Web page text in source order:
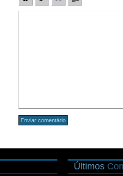
Últimos